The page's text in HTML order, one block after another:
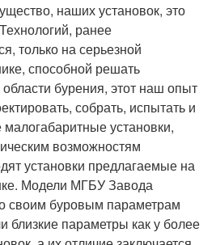
наших установок, это
ранее
только на серьезной
способной решать
бурения, этот наш опыт
собрать, испытать и
установки,
возможностям
установки предлагаемые на
Модели МГБУ Завода
своим буровым параметрам
близкие параметры как у более